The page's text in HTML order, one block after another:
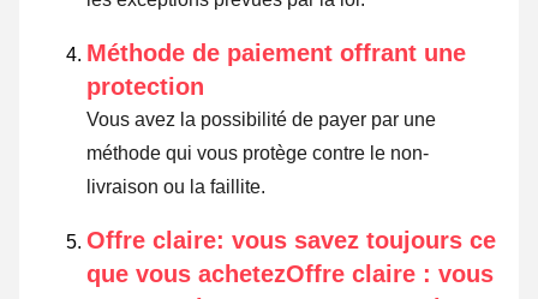
Méthode de paiement offrant une
protection
Vous avez la possibilité de payer par une
méthode qui vous protège contre le non-
livraison ou la faillite.
Offre claire: vous savez toujours ce
que vous achetezOffre claire : vous